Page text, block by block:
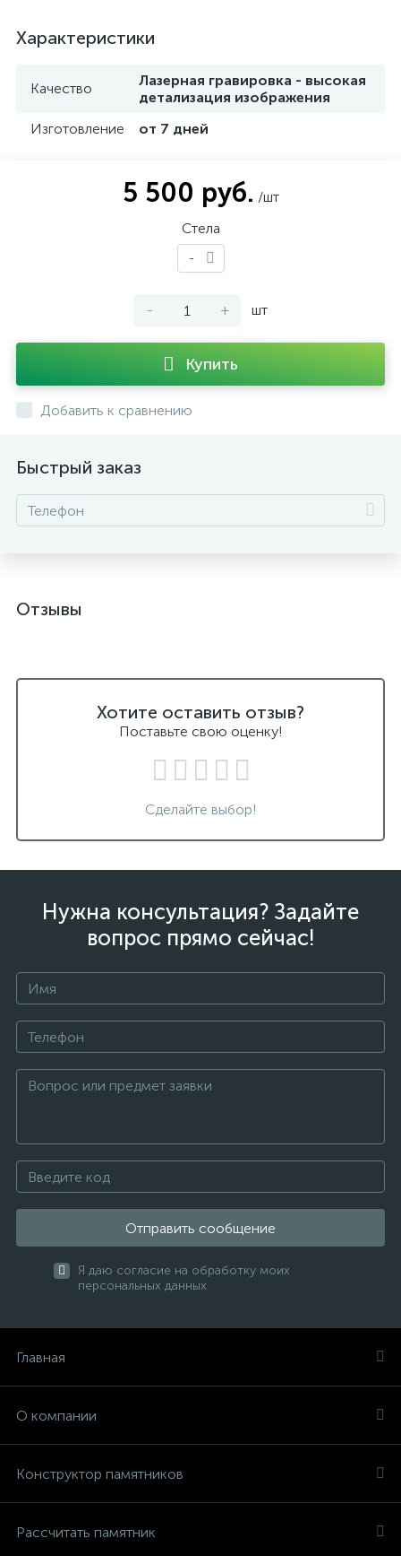
Характеристики
Качество
Лазерная гравировка - высокая
детализация изображения
Изготовление
от 7 дней
5 500 руб. /шт
Стела
-
- + шт
Купить
Добавить к сравнению
Быстрый заказ
Отзывы
Хотите оставить отзыв?
Поставьте свою оценку!
Сделайте выбор!
Нужна консультация? Задайте
вопрос прямо сейчас!
Отправить сообщение
Я даю согласие на обработку моих
персональных данных
Главная
О компании
Конструктор памятников
Рассчитать памятник